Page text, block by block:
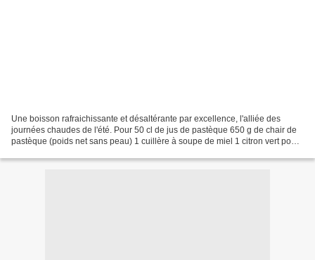
Une boisson rafraichissante et désaltérante par excellence, l'alliée des
journées chaudes de l'été. Pour 50 cl de jus de pastèque 650 g de chair de
pastèque (poids net sans peau) 1 cuillère à soupe de miel 1 citron vert pour